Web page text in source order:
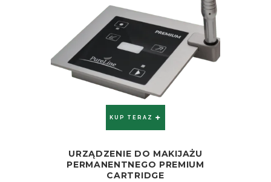
ZOBACZ
KUP TERAZ
URZĄDZENIE DO MAKIJAŻU
PERMANENTNEGO PREMIUM
CARTRIDGE